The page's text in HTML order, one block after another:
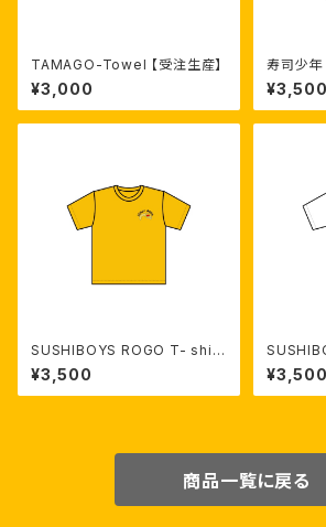
TAMAGO-Towel 【受注生産】
¥3,000
寿司少年
注生産】
¥3,500
SUSHIBOYS ROGO T- shirt
（Yellow）【受注生産】
¥3,500
（white）
¥3,500
商品一覧に戻る